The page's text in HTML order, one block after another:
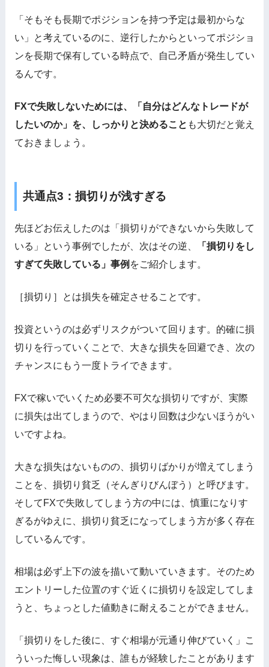
「そもそも長期でポジションを持つ予定は最初からな
い」と考えているのに、逆行したからといってポジショ
ンを長期で保有している時点で、自己矛盾が発生してい
るんです。
FXで失敗しないためには、「自分はどんなトレードが
したいのか」を、しっかりと決めること も大切だと覚え
ておきましょう。
共通点3：損切りが浅すぎる
先ほどお伝えしたのは「損切りができないから失敗して
いる」という事例でしたが、次はその逆、
「損切りをし
すぎて失敗している」事例 をご紹介します。
［損切り］とは損失を確定させることです。
投資というのは必ずリスクがついて回ります。的確に損
切りを行っていくことで、大きな損失を回避でき、次の
チャンスにもう一度トライできます。
FXで稼いでいくため必要不可欠な損切りですが、実際
に損失は出てしまうので、やはり回数は少ないほうがい
いですよね。
大きな損失はないものの、損切りばかりが増えてしまう
ことを、損切り貧乏（そんぎりびんぼう）と呼びます。
そしてFXで失敗してしまう方の中には、慎重になりす
ぎるがゆえに、損切り貧乏になってしまう方が多く存在
しているんです。
相場は必ず上下の波を描いて動いていきます。そのため
エントリーした位置のすぐ近くに損切りを設定してしま
うと、ちょっとした値動きに耐えることができません。
「損切りをした後に、すぐ相場が元通り伸びていく」こ
ういった悔しい現象は、誰もが経験したことがあります